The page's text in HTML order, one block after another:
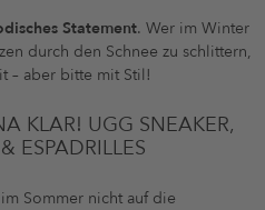
Statement. Wer im Winter
durch den Schnee zu schlittern,
– aber bitte mit Stil!
KLAR! UGG SNEAKER,
ESPADRILLES
Sommer nicht auf die